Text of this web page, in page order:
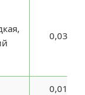
0,03
0,01